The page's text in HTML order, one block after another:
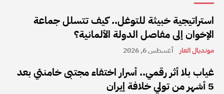
استراتيجية خبيثة للتوغل.. كيف تتسلل جماعة
الإخوان إلى مفاصل الدولة الألمانية؟
مونديال العار أغسطس 6, 2026
غياب بلا أثر رقمي.. أسرار اختفاء مجتبى خامنئي بعد
5 أشهر من تولي خلافة إيران